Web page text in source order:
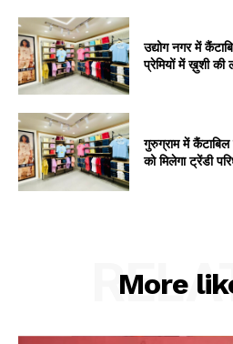
उद्योग नगर में
प्रेमियों में ख़ुशी की
गुरुग्राम में
को मिलेगा ट्रेंडी
More